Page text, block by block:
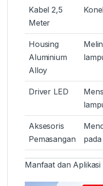
Kabel 2,5
Meter
Housing
Aluminium
Alloy
Driver LED
Aksesoris
Pemasangan
Manfaat dan Aplikasi